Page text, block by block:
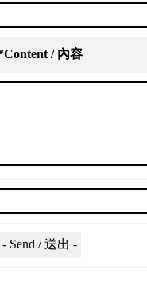
Content / 內容